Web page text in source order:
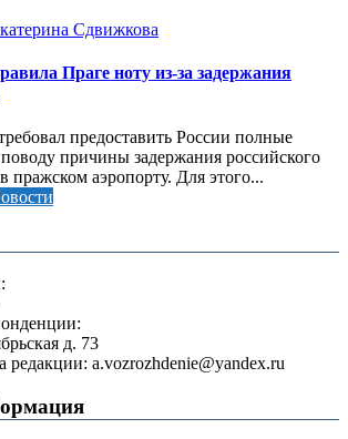
Сдвижкова
Праге ноту из-за задержания
предоставить России полные
причины задержания российского
пражском аэропорту. Для этого...
д. 73
редакции: a.vozrozhdenie@yandex.ru